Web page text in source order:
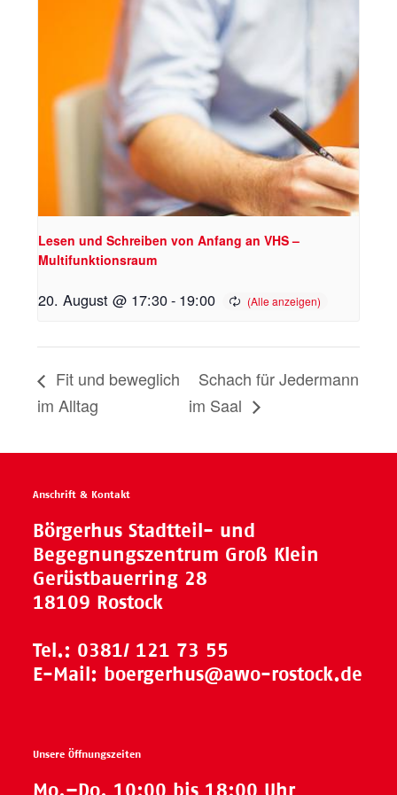
Lesen und Schreiben von Anfang an VHS –
Multifunktionsraum
20. August @ 17:30- 19:00
Fit und beweglich
im Alltag
Schach für Jedermann
im Saal
Anschrift & Kontakt
Börgerhus Stadtteil- und
Begegnungszentrum Groß Klein
Gerüstbauerring 28
18109 Rostock
Tel.: 0381/ 121 73 55
E-Mail: boergerhus@awo-rostock.de
Unsere Öffnungszeiten
Mo.–Do. 10:00 bis 18:00 Uhr